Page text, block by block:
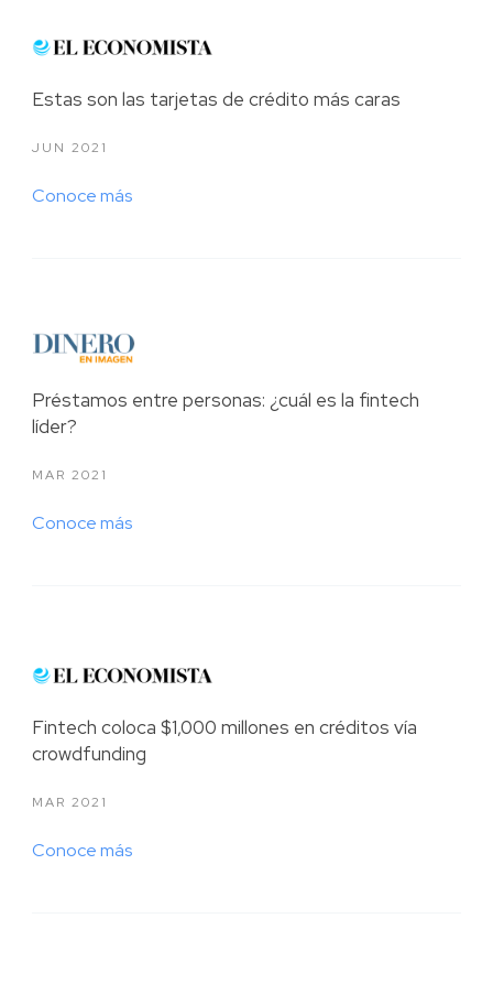
Estas son las tarjetas de crédito más caras
JUN 2021
Conoce más
Préstamos entre personas: ¿cuál es la fintech
líder?
MAR 2021
Conoce más
Fintech coloca $1,000 millones en créditos vía
crowdfunding
MAR 2021
Conoce más